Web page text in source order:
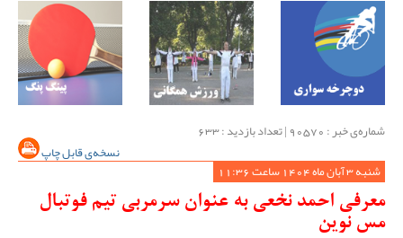
شماره‌ی خبر : ‌90570 | تعداد بازدید : 633
نسخه‌ی قابل چاپ
شنبه 3 آبان ماه 1404 ساعت 11:36
معرفی احمد نخعی به عنوان سرمربی تیم فوتبال
مس نوین